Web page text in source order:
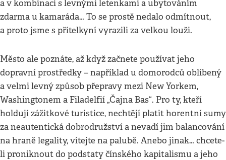
a v kombinaci s levnými letenkami a ubytováním
zdarma u kamaráda… To se prostě nedalo odmítnout,
a proto jsme s přítelkyní vyrazili za velkou louži.
Město ale poznáte, až když začnete používat jeho
dopravní prostředky – například u domorodců oblíbený
a velmi levný způsob přepravy mezi New Yorkem,
Washingtonem a Filadelfií „Čajna Bas“. Pro ty, kteří
holdují zážitkové turistice, nechtějí platit horentní sumy
za neautentická dobrodružství a nevadí jim balancování
na hraně legality, vítejte na palubě. Anebo jinak… chcete-
li proniknout do podstaty čínského kapitalismu a jeho